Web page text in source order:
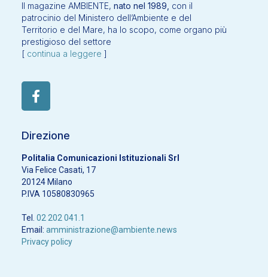
Il magazine AMBIENTE, nato nel 1989, con il
patrocinio del Ministero dell’Ambiente e del
Territorio e del Mare, ha lo scopo, come organo più
prestigioso del settore
[ continua a leggere ]
Direzione
Politalia Comunicazioni Istituzionali Srl
Via Felice Casati, 17
20124 Milano
P.IVA 10580830965
Tel. 02 202 041.1
Email: amministrazione@ambiente.news
Privacy policy